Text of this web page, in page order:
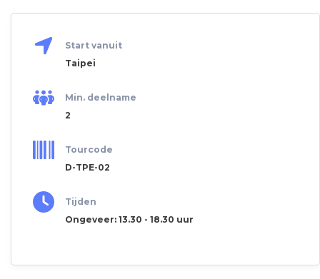
Start vanuit
Taipei
Min. deelname
2
Tourcode
D-TPE-02
Tijden
Ongeveer: 13.30 - 18.30 uur